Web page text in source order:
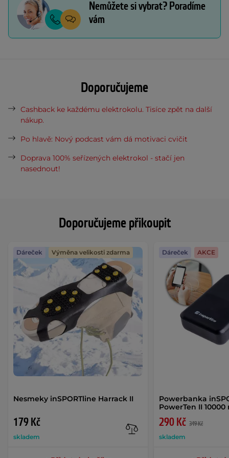
Doporučujeme přikoupit
Nesmeky inSPORTline Harrack II
179 Kč
skladem
Dáreček Výměna velikosti zdarma
Powerbanka
PowerTen II
290 Kč 349 Kč
skladem
Dáreček AKCE
Nemůžete si vybrat? Poradíme
vám
Doporučujeme
Cashback ke každému elektrokolu. Tisíce zpět na další
nákup.
Po hlavě: Nový podcast vám dá motivaci cvičit
Doprava 100% seřízených elektrokol - stačí jen
nasednout!